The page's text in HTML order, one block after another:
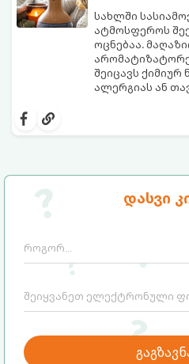
დასვი
სახლში
ატმოსფეროს
ოცნებაა.
შეიცავს ქიმიურ
ალერგიას ან
სიგრილისა“ და
ინგრედიენტი